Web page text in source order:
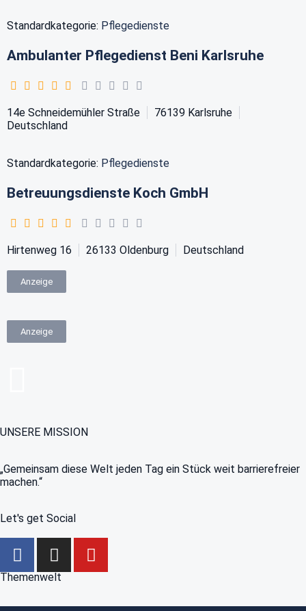
Standardkategorie: Pflegedienste
Ambulanter Pflegedienst Beni Karlsruhe
14e Schneidemühler Straße 76139 Karlsruhe
Deutschland
Standardkategorie: Pflegedienste
Betreuungsdienste Koch GmbH
Hirtenweg 16 26133 Oldenburg Deutschland
Anzeige
Anzeige
UNSERE MISSION
„Gemeinsam diese Welt jeden Tag ein Stück weit barrierefreier
machen.“
Let's get Social
Themenwelt